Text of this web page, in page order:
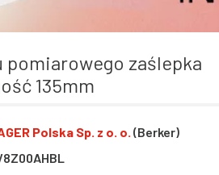
135mm
Polska Sp. z o. o. (Berker)